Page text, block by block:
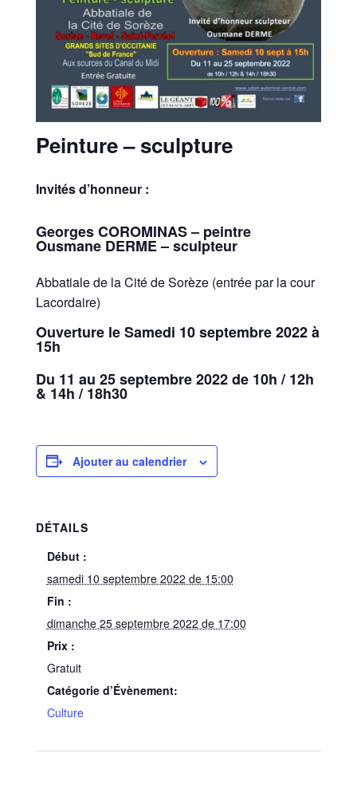
Peinture – sculpture
Invités d’honneur :
Georges COROMINAS – peintre
Ousmane DERME – sculpteur
Abbatiale de la Cité de Sorèze (entrée par la cour
Lacordaire)
Ouverture le Samedi 10 septembre 2022 à
15h
Du 11 au 25 septembre 2022 de 10h / 12h
& 14h / 18h30
Ajouter au calendrier
DÉTAILS
Début :
samedi 10 septembre 2022 de 15:00
Fin :
dimanche 25 septembre 2022 de 17:00
Prix :
Gratuit
Catégorie d’Évènement:
Culture